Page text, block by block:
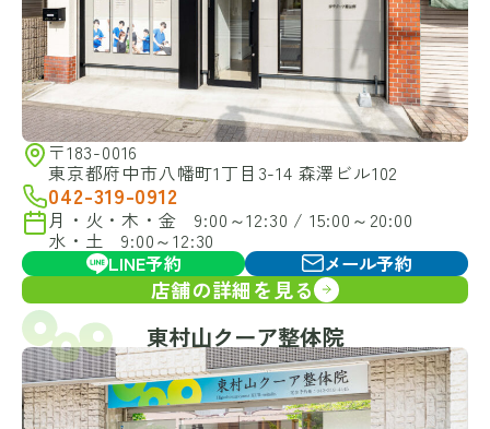
〒183-0016
東京都府中市八幡町1丁目3-14 森澤ビル102
042-319-0912
月・火・木・金 9:00～12:30 / 15:00～20:00
水・土 9:00～12:30
LINE予約
メール予約
店舗の詳細を見る
東村山クーア整体院